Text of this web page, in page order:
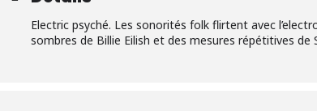
Electric psyché. Les sonorités folk flirtent avec
sombres de Billie Eilish et des mesures répétitives de